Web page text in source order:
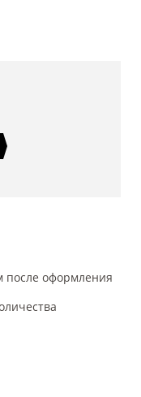
после оформления